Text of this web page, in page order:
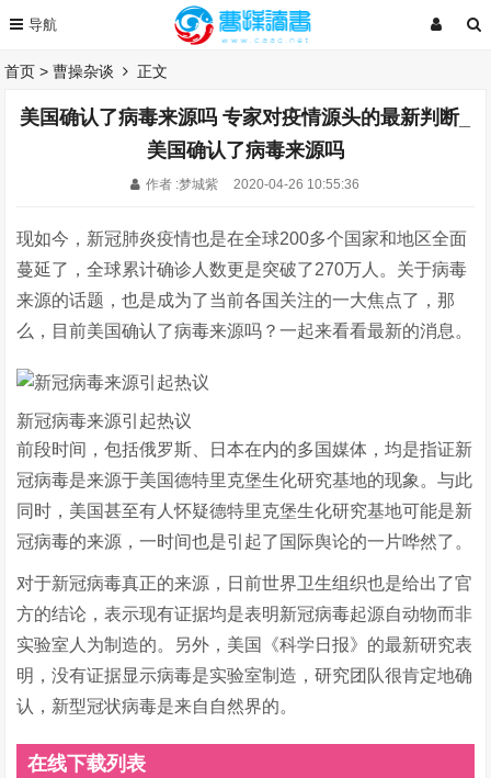
首页 >曹操杂谈 正文
美国确认了病毒来源吗 专家对疫情源头的最新判断_
美国确认了病毒来源吗
作者 :梦城紫 2020-04-26 10:55:36
现如今，新冠肺炎疫情也是在全球200多个国家和地区全面
蔓延了，全球累计确诊人数更是突破了270万人。关于病毒
来源的话题，也是成为了当前各国关注的一大焦点了，那
么，目前美国确认了病毒来源吗？一起来看看最新的消息。
新冠病毒来源引起热议
前段时间，包括俄罗斯、日本在内的多国媒体，均是指证新
冠病毒是来源于美国德特里克堡生化研究基地的现象。与此
同时，美国甚至有人怀疑德特里克堡生化研究基地可能是新
冠病毒的来源，一时间也是引起了国际舆论的一片哗然了。
对于新冠病毒真正的来源，日前世界卫生组织也是给出了官
方的结论，表示现有证据均是表明新冠病毒起源自动物而非
实验室人为制造的。另外，美国《科学日报》的最新研究表
明，没有证据显示病毒是实验室制造，研究团队很肯定地确
认，新型冠状病毒是来自自然界的。
在线下载列表